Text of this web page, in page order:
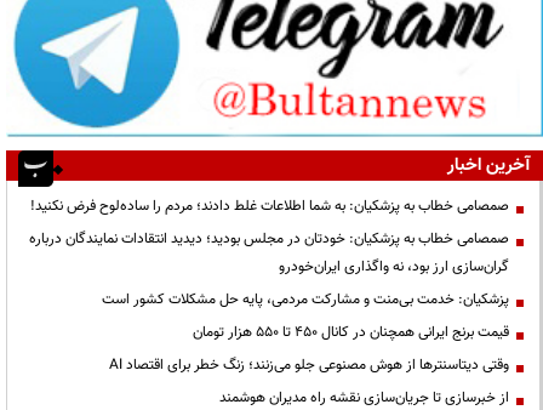
آخرین اخبار
صمصامی خطاب به پزشکیان: به شما اطلاعات غلط دادند؛ مردم را ساده‌لوح فرض نکنید!
صمصامی خطاب به پزشکیان: خودتان در مجلس بودید؛ دیدید انتقادات نمایندگان درباره
گران‌سازی ارز بود، نه واگذاری ایران‌خودرو
پزشکیان: خدمت بی‌منت و مشارکت مردمی، پایه حل مشکلات کشور است
قیمت‌ برنج ایرانی همچنان در کانال ۴۵۰ تا ۵۵۰ هزار تومان
وقتی دیتاسنترها از هوش مصنوعی جلو می‌زنند؛ زنگ خطر برای اقتصاد AI
از خبرسازی تا جریان‌سازی نقشه راه مدیران هوشمند